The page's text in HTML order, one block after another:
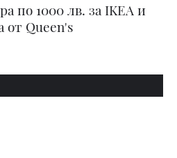
по 1000 лв. за IKEA и
от Queen's